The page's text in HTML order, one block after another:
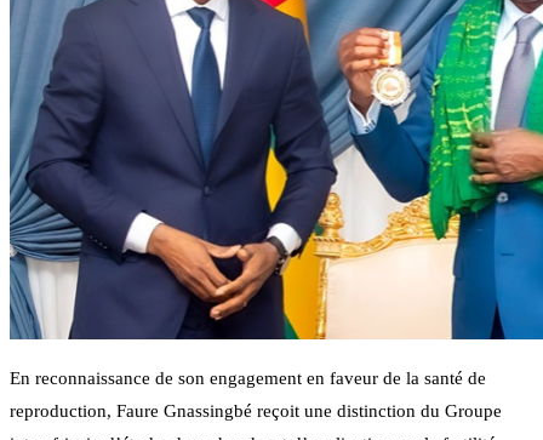
En reconnaissance de son engagement en faveur de la santé de
reproduction, Faure Gnassingbé reçoit une distinction du Groupe